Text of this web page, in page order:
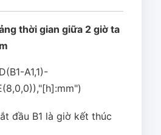
thời gian giữa 2 giờ ta
A1,1)-
đầu B1 là giờ kết thúc